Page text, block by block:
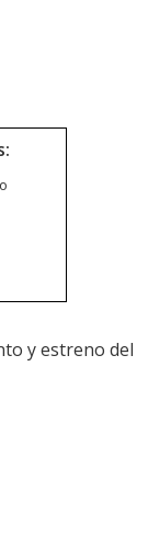
y estreno del